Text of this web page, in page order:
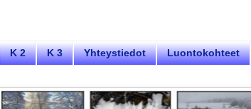
K 2 K 3 Yhteystiedot Luontokohteet